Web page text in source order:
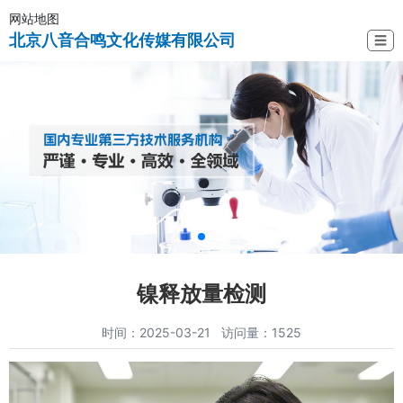
网站地图
北京八音合鸣文化传媒有限公司 ☰
镍释放量检测
时间：2025-03-21 访问量：1525